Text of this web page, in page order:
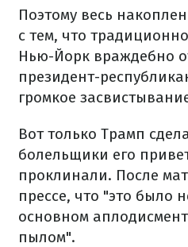
Поэтому весь
с тем, что
Нью-Йорк враждебно
президент-
громкое
Вот только Трамп
болельщики его
проклинали. После
прессе, что "это было
основном
пылом".